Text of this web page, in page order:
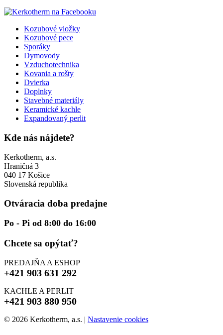
Kozubové vložky
Kozubové pece
Sporáky
Dymovody
Vzduchotechnika
Kovania a rošty
Dvierka
Doplnky
Stavebné materiály
Keramické kachle
Expandovaný perlit
Kde nás nájdete?
Kerkotherm, a.s.
Hraničná 3
040 17 Košice
Slovenská republika
Otváracia doba predajne
Po - Pi od 8:00 do 16:00
Chcete sa opýtať?
PREDAJŇA A ESHOP
+421 903 631 292
KACHLE A PERLIT
+421 903 880 950
© 2026 Kerkotherm, a.s. | Nastavenie cookies